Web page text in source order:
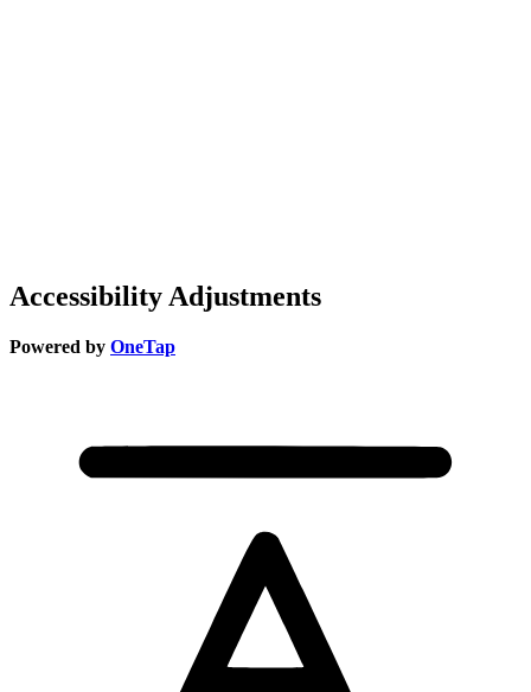
Accessibility Adjustments
Powered by OneTap